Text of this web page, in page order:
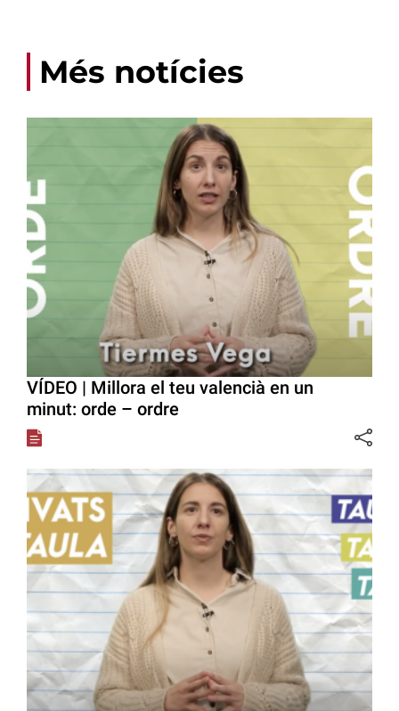
Més notícies
VÍDEO | Millora el teu valencià en un
minut: orde – ordre